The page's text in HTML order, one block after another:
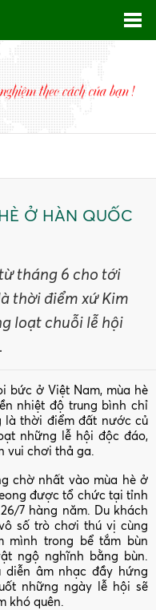
Ở HÀN QUỐC
tháng 6 cho tới
thời điểm xứ Kim
loạt chuỗi lễ hội
bức ở Việt Nam, mùa hè
nhiệt độ trung bình chỉ
là thời điểm đất nước củ
những lễ hội độc đáo,
vui chơi thả ga.
chờ nhất vào mùa hè ở
được tổ chức tại tỉnh
7 hàng năm. Du khách
số trò chơi thú vị cùng
mình trong bể tắm bùn
ngộ nghĩnh bằng bùn.
diễn âm nhạc đầy hứng
những ngày lễ hội sẽ
khó quên.